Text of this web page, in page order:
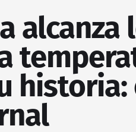
alcanza
historia: